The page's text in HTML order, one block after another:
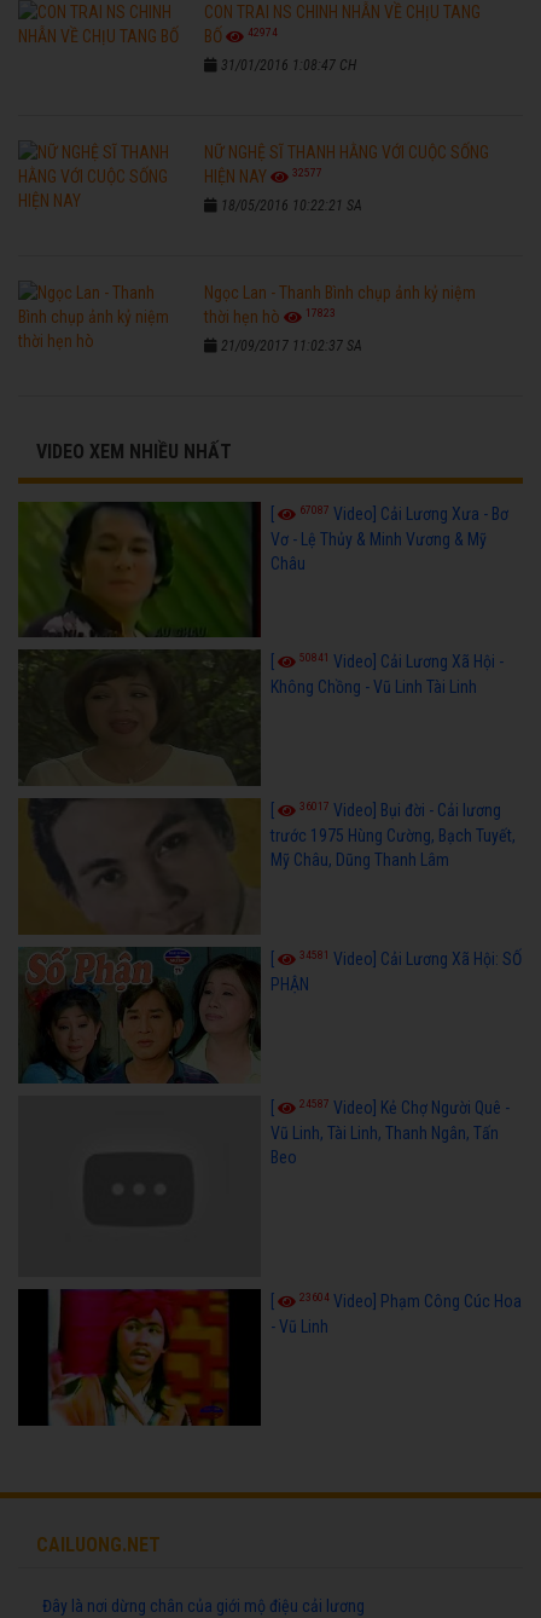
CON TRAI NS CHINH NHẪN VỀ CHỊU TANG
BỐ
42974
31/01/2016 1:08:47 CH
NỮ NGHỆ SĨ THANH HẰNG VỚI CUỘC SỐNG
HIỆN NAY
32577
18/05/2016 10:22:21 SA
Ngọc Lan - Thanh Bình chụp ảnh kỷ niệm
thời hẹn hò
17823
21/09/2017 11:02:37 SA
VIDEO XEM NHIỀU NHẤT
[ 67087 Video] Cải Lương Xưa - Bơ
Vơ - Lệ Thủy & Minh Vương & Mỹ
Châu
50841
Video] Cải Lương Xã Hội -
Không Chồng - Vũ Linh Tài Linh
36017 Video] Bụi đời - Cải lương
trước 1975 Hùng Cường, Bạch Tuyết,
Mỹ Châu, Dũng Thanh Lâm
34581 Video] Cải Lương Xã Hội: SỐ
PHẬN
24587 Video] Kẻ Chợ Người Quê -
Vũ Linh, Tài Linh, Thanh Ngân, Tấn
Beo
23604 Video] Phạm Công Cúc Hoa
- Vũ Linh
CAILUONG.NET
Đây là nơi dừng chân của giới mộ điệu cải lương